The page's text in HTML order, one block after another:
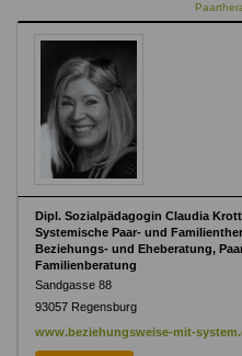
Dipl. Sozialpädagogin Claudia
Systemische Paar- und
Beziehungs- und Eheberatung,
Familienberatung
Sandgasse 88
93057 Regensburg
www.beziehungsweise-mit-